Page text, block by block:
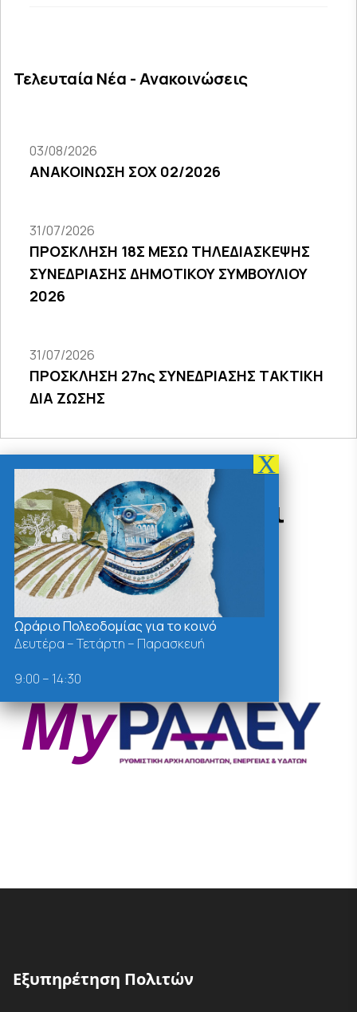
Τελευταία Νέα - Ανακοινώσεις
03/08/2026
ΑΝΑΚΟΙΝΩΣΗ ΣΟΧ 02/2026
31/07/2026
ΠΡΟΣΚΛΗΣΗ 18Σ ΜΕΣΩ ΤΗΛΕΔΙΑΣΚΕΨΗΣ
ΣΥΝΕΔΡΙΑΣΗΣ ΔΗΜΟΤΙΚΟΥ ΣΥΜΒΟΥΛΙΟΥ
2026
31/07/2026
ΠΡΟΣΚΛΗΣΗ 27ης ΣΥΝΕΔΡΙΑΣΗΣ ΤΑΚΤΙΚΗ
ΔΙΑ ΖΩΣΗΣ
Δράσεις - Χρήσιμοι
Σύνδεσμοι
Εξυπηρέτηση Πολιτών
Ωράριο Πολεοδομίας για το κοινό
Δευτέρα – Τετάρτη – Παρασκευή
9:00 – 14:30